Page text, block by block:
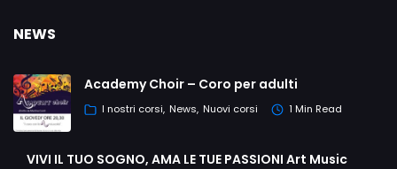
NEWS
Academy Choir – Coro per adulti
I nostri corsi News Nuovi corsi 1 Min Read
VIVI IL TUO SOGNO, AMA LE TUE PASSIONI Art Music